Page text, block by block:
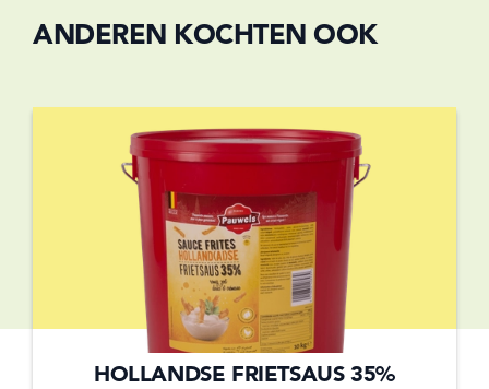
ANDEREN KOCHTEN OOK
HOLLANDSE FRIETSAUS 35%